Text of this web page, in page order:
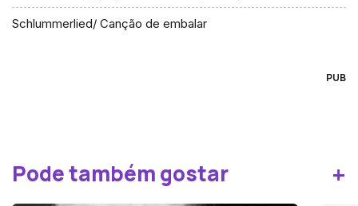
Schlummerlied/ Canção de embalar
PUB
Pode também gostar +